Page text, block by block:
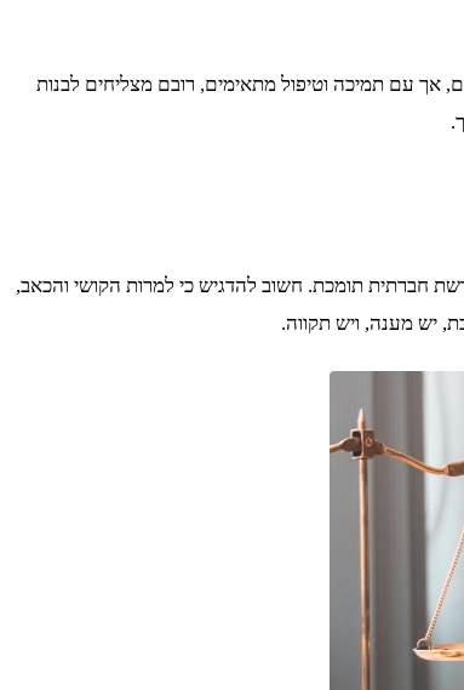
מפתחים תסמינים פוסט-טראומטיים כרוניים, אך עם תמיכה וטיפול מתאימים, רובם מצליחים לבנות
חברתית תומכת. חשוב להדגיש כי למרות הקושי והכאב,
יש מענה, ויש תקווה.